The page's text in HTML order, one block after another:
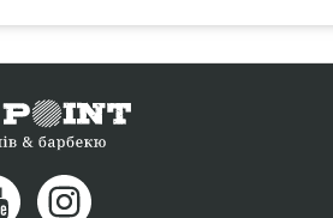
GrillPoint. Лучшие предложения
Напишите прямо сейчас
Ужгород